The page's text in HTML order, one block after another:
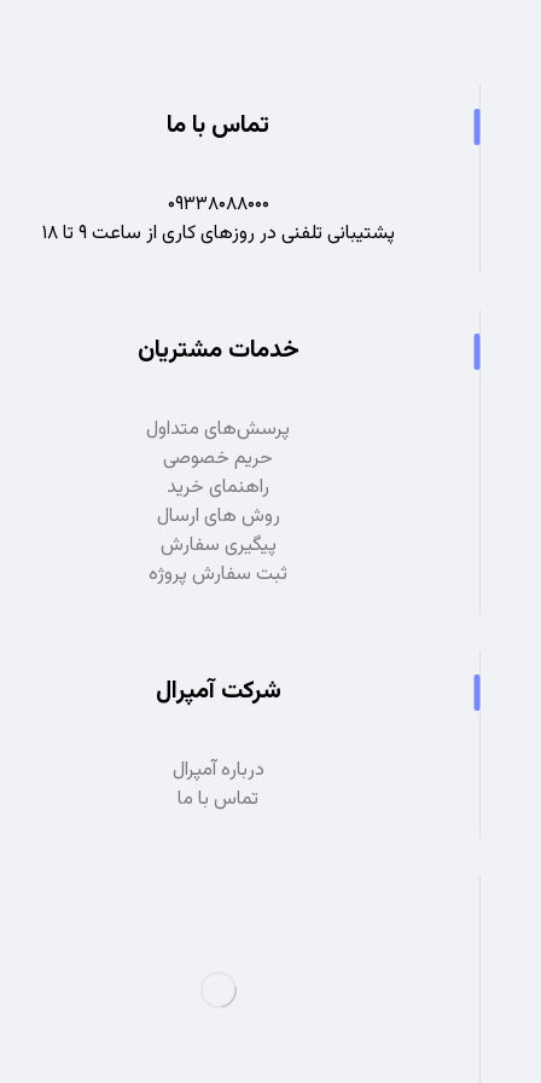
تماس با ما
۰۹۳۳۸۰۸۸۰۰۰
پشتیبانی تلفنی در روزهای کاری از ساعت ۹ تا ۱۸
خدمات مشتریان
پرسش‌های متداول
حریم خصوصی
راهنمای خرید
روش های ارسال
پیگیری سفارش
ثبت سفارش پروژه
شرکت آمپرال
درباره آمپرال
تماس با ما